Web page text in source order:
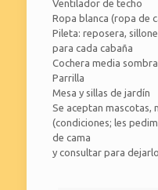
Ventilador de techo
Ropa blanca (ropa de
Pileta: reposera,
para cada cabaña
Cochera media sombra
Parrilla
Mesa y sillas de jardín
Se aceptan mascotas,
(condiciones; les
de cama
y consultar para